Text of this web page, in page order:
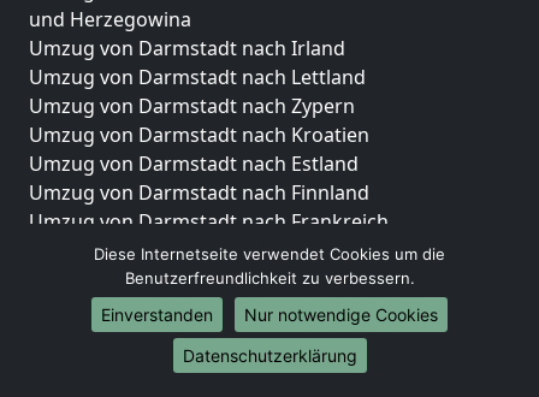
und Herzegowina
Umzug von Darmstadt nach Irland
Umzug von Darmstadt nach Lettland
Umzug von Darmstadt nach Zypern
Umzug von Darmstadt nach Kroatien
Umzug von Darmstadt nach Estland
Umzug von Darmstadt nach Finnland
Umzug von Darmstadt nach Frankreich
Umzug von Darmstadt nach Griechenland
Umzug von Darmstadt nach Italien
Umzug von Darmstadt nach Liechtenstein
Umzug von Darmstadt nach Luxemburg
Umzug von Darmstadt nach Niederlande
Diese Internetseite verwendet Cookies um die
Benutzerfreundlichkeit zu verbessern.
Einverstanden
Nur notwendige Cookies
Datenschutzerklärung